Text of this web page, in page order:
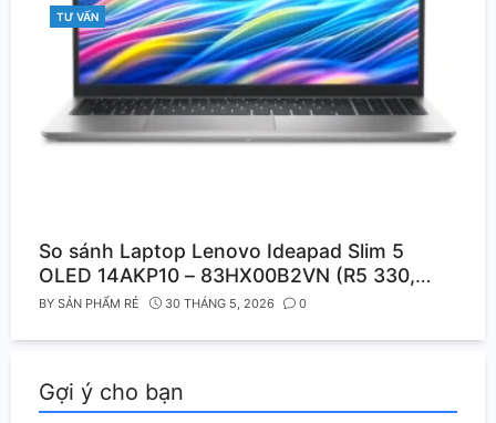
CATEGORIES
TƯ VẤN
So sánh Laptop Lenovo Ideapad Slim 5
OLED 14AKP10 – 83HX00B2VN (R5 330,
16GB, 1TB, WUXGA, Win11) vs Laptop Dell 15
Full HD 120Hz, OfficeHS24+365B, Win11)
BY SẢN PHẨM RẺ 30 THÁNG 5, 2026 0
Gợi ý cho bạn